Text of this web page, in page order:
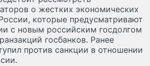
о жестких экономических
которые предусматривают
с новым российским госдолгом
госбанков. Ранее
против санкции в отношении